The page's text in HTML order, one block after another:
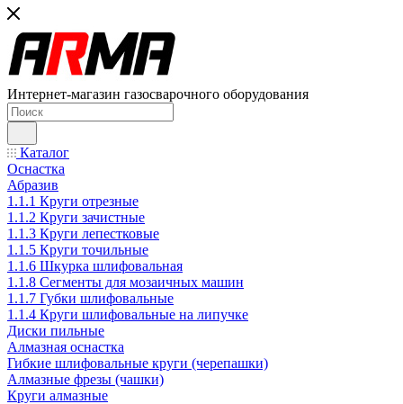
Интернет-магазин газосварочного оборудования
Каталог
Оснастка
Абразив
1.1.1 Круги отрезные
1.1.2 Круги зачистные
1.1.3 Круги лепестковые
1.1.5 Круги точильные
1.1.6 Шкурка шлифовальная
1.1.8 Сегменты для мозаичных машин
1.1.7 Губки шлифовальные
1.1.4 Круги шлифовальные на липучке
Диски пильные
Алмазная оснастка
Гибкие шлифовальные круги (черепашки)
Алмазные фрезы (чашки)
Круги алмазные